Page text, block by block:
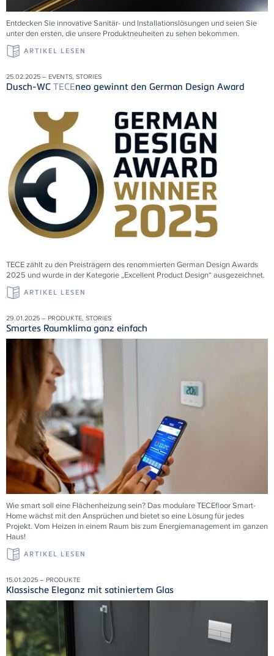
Entdecken Sie innovative Sanitär- und Installationslösungen und seien Sie
unter den ersten, die unsere Produktneuheiten zu sehen bekommen.
ARTIKEL LESEN
25.02.2025 – EVENTS, STORIES
Dusch-WC TECEneo gewinnt den German Design Award
TECE zählt zu den Preisträgern des renommierten German Design Awards
2025 und wurde in der Kategorie „Excellent Product Design“ ausgezeichnet.
ARTIKEL LESEN
29.01.2025 – PRODUKTE, STORIES
Smartes Raumklima ganz einfach
Wie smart soll eine Flächenheizung sein? Das modulareTECEfloor Smart-
Home wächst mit den Ansprüchen und bietet so eine Lösung für jedes
Projekt. Vom Heizen in einem Raum bis zum Energiemanagement im ganzen
Haus!
ARTIKEL LESEN
15.01.2025 – PRODUKTE
Klassische Eleganz mit satiniertem Glas